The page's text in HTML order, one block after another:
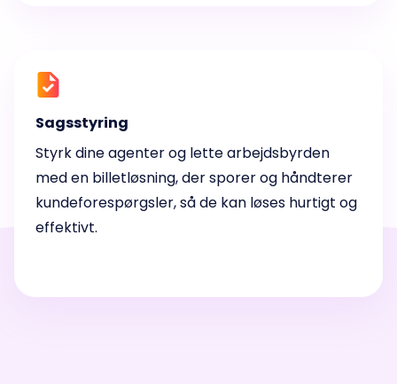
Sagsstyring
Styrk dine agenter og lette arbejdsbyrden
med en billetløsning, der sporer og håndterer
kundeforespørgsler, så de kan løses hurtigt og
effektivt.